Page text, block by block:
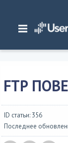
Главная/
/
FTP
ID статьи: 356
Последнее